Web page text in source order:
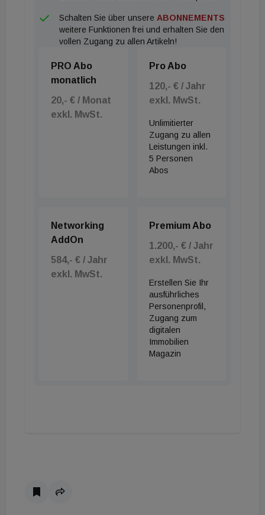
Schalten Sie über unsere ABONNEMENTS
weitere Funktionen frei und erhalten Sie den
vollen Zugang zu allen Artikeln!
PRO Abo
monatlich
20,- € / Monat
exkl. MwSt.
Pro Abo
120,- € / Jahr
exkl. MwSt.
Unlimitierter
Zugang zu allen
Leistungen inkl.
5 Personen
Abos
Networking
AddOn
584,- € / Jahr
exkl. MwSt.
Premium Abo
1.200,- € / Jahr
exkl. MwSt.
Erstellen Sie Ihr
ausführliches
Personenprofil,
Zugang zum
digitalen
Immobilien
Magazin